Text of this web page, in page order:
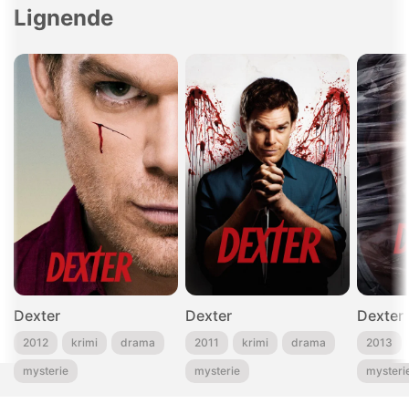
Lignende
Dexter
2012 krimi drama
mysterie
Dexter
2011 krimi drama
mysterie
Dexter
2013